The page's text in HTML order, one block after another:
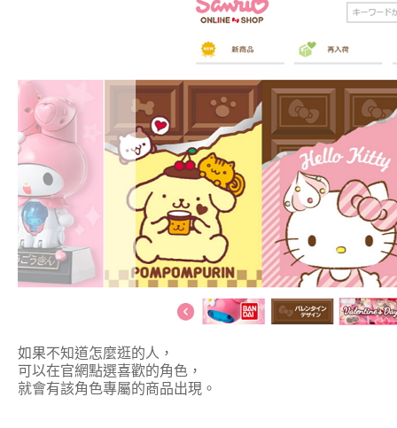
如果不知道怎麼逛的人，
可以在官網點選喜歡的角色，
就會有該角色專屬的商品出現。